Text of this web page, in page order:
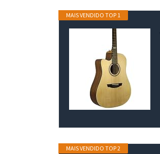
MAIS VENDIDO TOP 1
MAIS VENDIDO TOP 2